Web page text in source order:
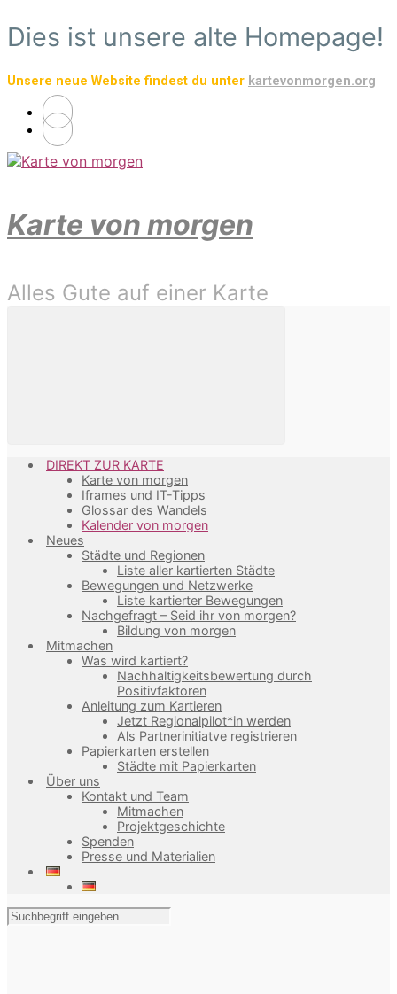
Zum
Hauptinhalt
Dies ist unsere alte Homepage!
Unsere neue Website findest du unter kartevonmorgen.org
Karte von morgen
Alles Gute auf einer Karte
DIREKT ZUR KARTE
Karte von morgen
Iframes und IT-Tipps
Glossar des Wandels
Kalender von morgen
Neues
Städte und Regionen
Liste aller kartierten Städte
Bewegungen und Netzwerke
Liste kartierter Bewegungen
Nachgefragt – Seid ihr von morgen?
Bildung von morgen
Mitmachen
Was wird kartiert?
Nachhaltigkeitsbewertung durch
Positivfaktoren
Anleitung zum Kartieren
Jetzt Regionalpilot*in werden
Als Partnerinitiatve registrieren
Papierkarten erstellen
Städte mit Papierkarten
Über uns
Kontakt und Team
Mitmachen
Projektgeschichte
Spenden
Presse und Materialien